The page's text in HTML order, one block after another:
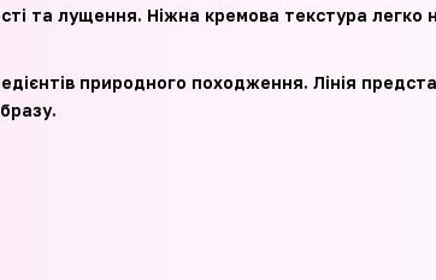
та лущення. Ніжна кремова текстура
природного походження. Лінія